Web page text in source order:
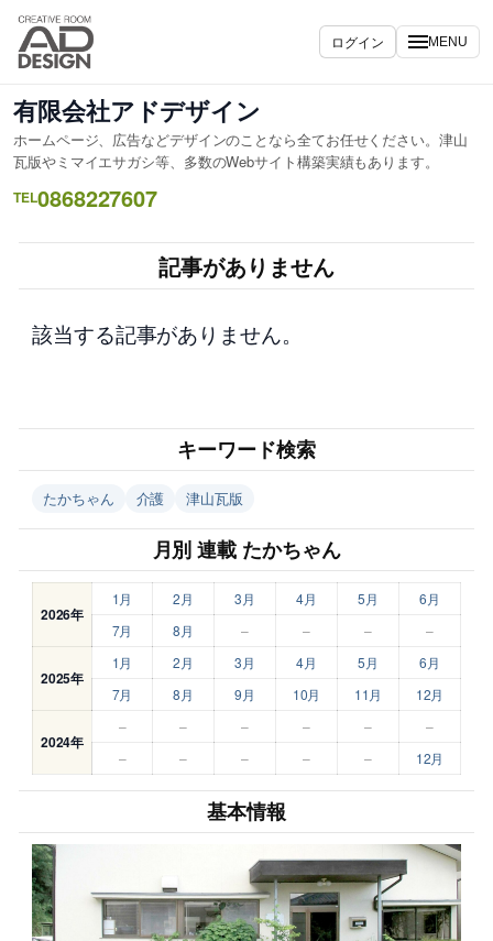
内
を
キ
ッ
プ
ログイン MENU
有限会社アドデザイン
ホームページ、広告などデザインのことなら全てお任せください。津山
瓦版やミマイエサガシ等、多数のWebサイト構築実績もあります。
TEL0868227607
記事がありません
該当する記事がありません。
キーワード検索
たかちゃん 介護 津山瓦版
月別 連載 たかちゃん
2026年
1月 2月 3月 4月 5月
6月
7月
8月 – – – –
2025年
1月 2月 3月 4月 5月
6月
7月
8月 9月 10月 11月 12月
2024年
– – – – –
–
–
– – – – 12月
基本情報